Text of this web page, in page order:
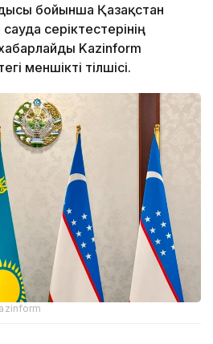
бойынша Қазақстан
серіктестерінің
Kazinform
меншікті тілшісі.